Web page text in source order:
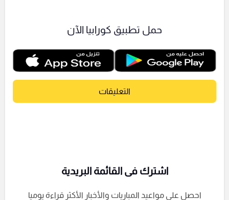
حمل تطبيق كورابيا الآن
التعليقات
اشترك فى القائمة البريدية
احصل على مواعيد المباريات والأخبار الأكثر قراءة يوميا